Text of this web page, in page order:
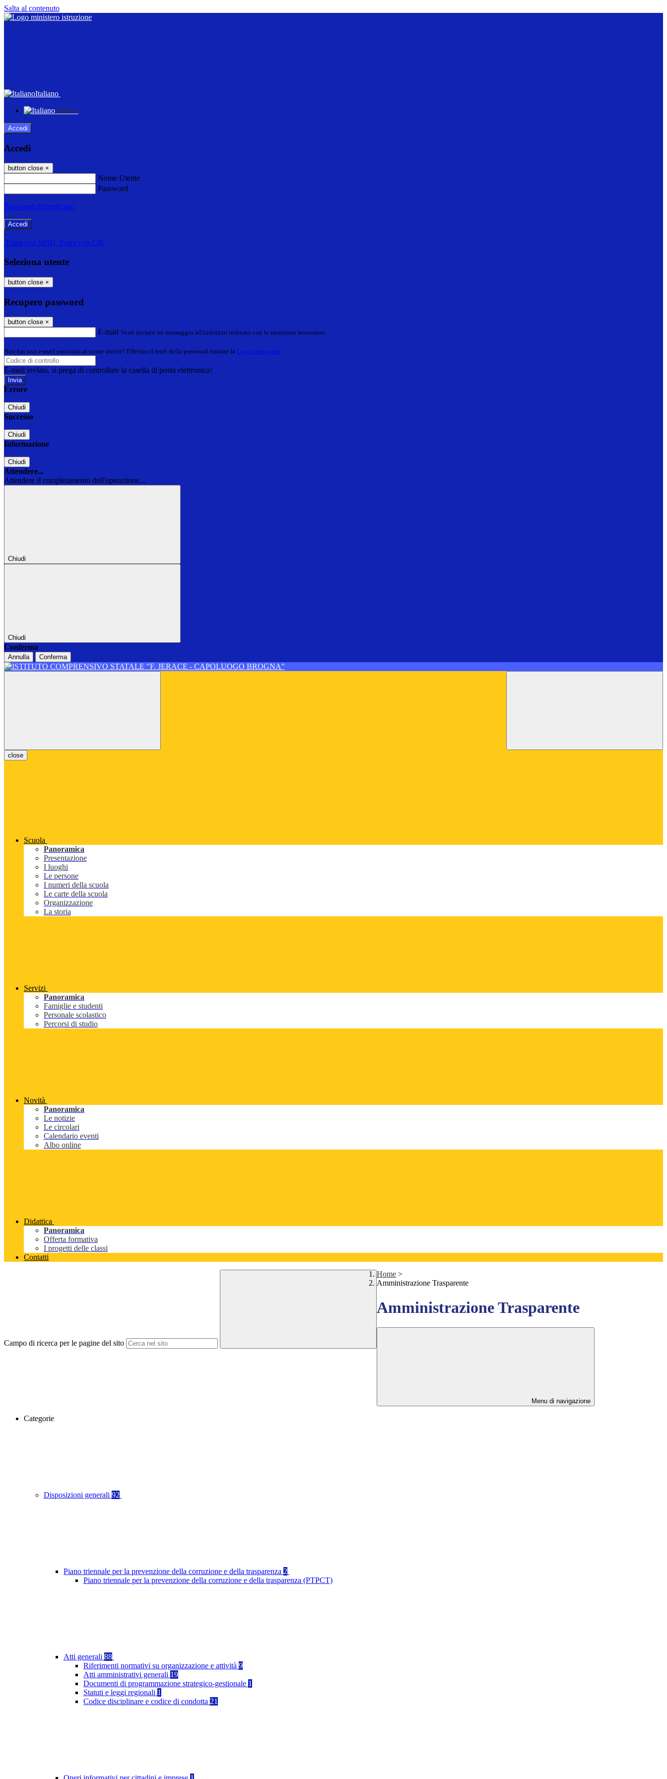
Salta al contenuto
Italiano
Italiano
Accedi
Accedi
button close ×
Nome Utente
Password
Password dimenticata?
-
Entra con SPID Entra con CIE
Seleziona utente
button close ×
Recupero password
button close ×
E-mail Verrà inviato un messaggio all'indirizzo indicato con le istruzioni necessarie.
Non hai una e-mail associata al nome utente? Effettua il reset della password tramite la Login Spaggiari
E-mail inviata, si prega di controllare la casella di posta elettronica!
Errore
Chiudi
Successo
Chiudi
Informazione
Chiudi
Attendere...
Attendere il completamento dell'operazione...
Chiudi
Chiudi
Conferma
Annulla Conferma
close
Scuola
Panoramica
Presentazione
I luoghi
Le persone
I numeri della scuola
Le carte della scuola
Organizzazione
La storia
Servizi
Panoramica
Famiglie e studenti
Personale scolastico
Percorsi di studio
Novità
Panoramica
Le notizie
Le circolari
Calendario eventi
Albo online
Didattica
Panoramica
Offerta formativa
I progetti delle classi
Contatti
Campo di ricerca per le pagine del sito
Home >
Amministrazione Trasparente
Amministrazione Trasparente
Menu di navigazione
Categorie
Disposizioni generali 92
Piano triennale per la prevenzione della corruzione e della trasparenza 2
Piano triennale per la prevenzione della corruzione e della trasparenza (PTPCT)
Atti generali 88
Riferimenti normativi su organizzazione e attività 9
Atti amministrativi generali 19
Documenti di programmazione strategico-gestionale 1
Statuti e leggi regionali 1
Codice disciplinare e codice di condotta 21